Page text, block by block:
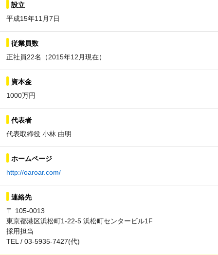
設立
平成15年11月7日
従業員数
正社員22名（2015年12月現在）
資本金
1000万円
代表者
代表取締役 小林 由明
ホームページ
http://oaroar.com/
連絡先
〒 105-0013
東京都港区浜松町1-22-5 浜松町センタービル1F
採用担当
TEL / 03-5935-7427(代)